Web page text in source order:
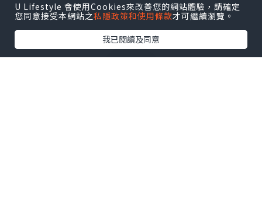
U Lifestyle 會使用Cookies來改善您的網站體驗，請確定
您同意接受本網站之私隱政策和使用條款才可繼續瀏覽。
我已閱讀及同意